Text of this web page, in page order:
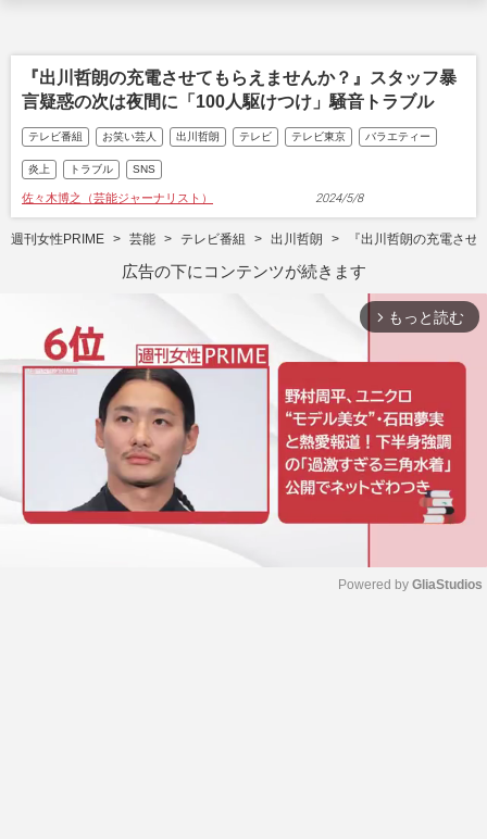
『出川哲朗の充電させてもらえませんか？』スタッフ暴
言疑惑の次は夜間に「100人駆けつけ」騒音トラブル
テレビ番組 お笑い芸人 出川哲朗 テレビ テレビ東京 バラエティー
炎上 トラブル SNS
佐々木博之（芸能ジャーナリスト） 2024/5/8
週刊女性PRIME 芸能 テレビ番組 出川哲朗 『出川哲朗の充電さ
広告の下にコンテンツが続きます
arrow_forward_ios もっと読む
Powered by GliaStudios